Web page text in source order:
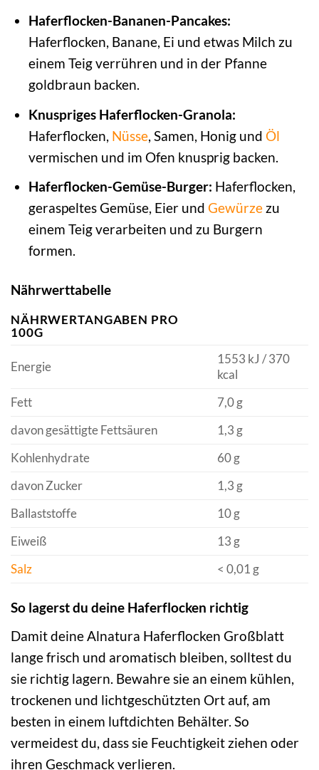
Haferflocken-Bananen-Pancakes:
Haferflocken, Banane, Ei und etwas Milch zu
einem Teig verrühren und in der Pfanne
goldbraun backen.
Knuspriges Haferflocken-Granola:
Haferflocken, Nüsse, Samen, Honig und Öl
vermischen und im Ofen knusprig backen.
Haferflocken-Gemüse-Burger: Haferflocken,
geraspeltes Gemüse, Eier und Gewürzezu
einem Teig verarbeiten und zu Burgern
formen.
Nährwerttabelle
NÄHRWERTANGABEN PRO
100G
Energie
1553 kJ / 370
kcal
Fett
7,0 g
davon gesättigte Fettsäuren
1,3 g
Kohlenhydrate
60 g
davon Zucker
1,3 g
Ballaststoffe
10 g
Eiweiß
13 g
Salz
< 0,01 g
So lagerst du deine Haferflocken richtig
Damit deine Alnatura Haferflocken Großblatt
lange frisch und aromatisch bleiben, solltest du
sie richtig lagern. Bewahre sie an einem kühlen,
trockenen und lichtgeschützten Ort auf, am
besten in einem luftdichten Behälter. So
vermeidest du, dass sie Feuchtigkeit ziehen oder
ihren Geschmack verlieren.